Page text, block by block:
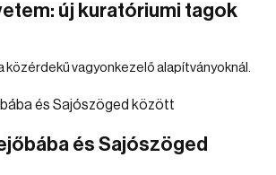
új kuratóriumi tagok
közérdekű vagyonkezelő alapítványoknál.
és Sajószöged